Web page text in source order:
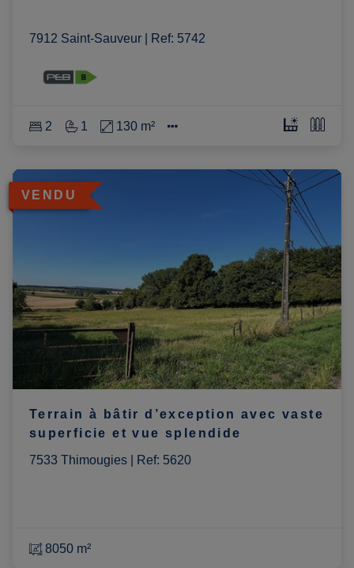
7912 Saint-Sauveur Ref: 5742
2 1 130 m²
VENDU
Terrain à bâtir d’exception avec vaste
superficie et vue splendide
7533 Thimougies
Ref: 5620
8050 m²